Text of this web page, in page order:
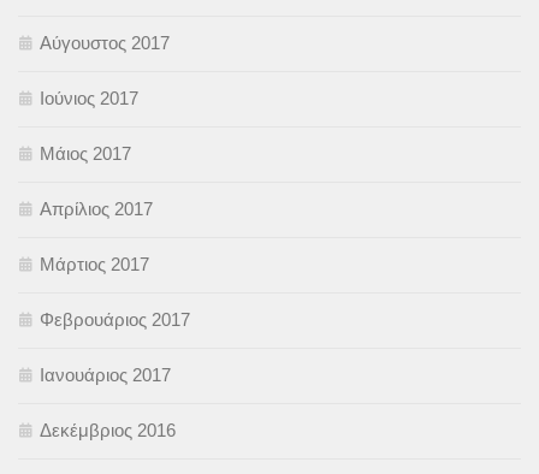
Αύγουστος 2017
Ιούνιος 2017
Μάιος 2017
Απρίλιος 2017
Μάρτιος 2017
Φεβρουάριος 2017
Ιανουάριος 2017
Δεκέμβριος 2016